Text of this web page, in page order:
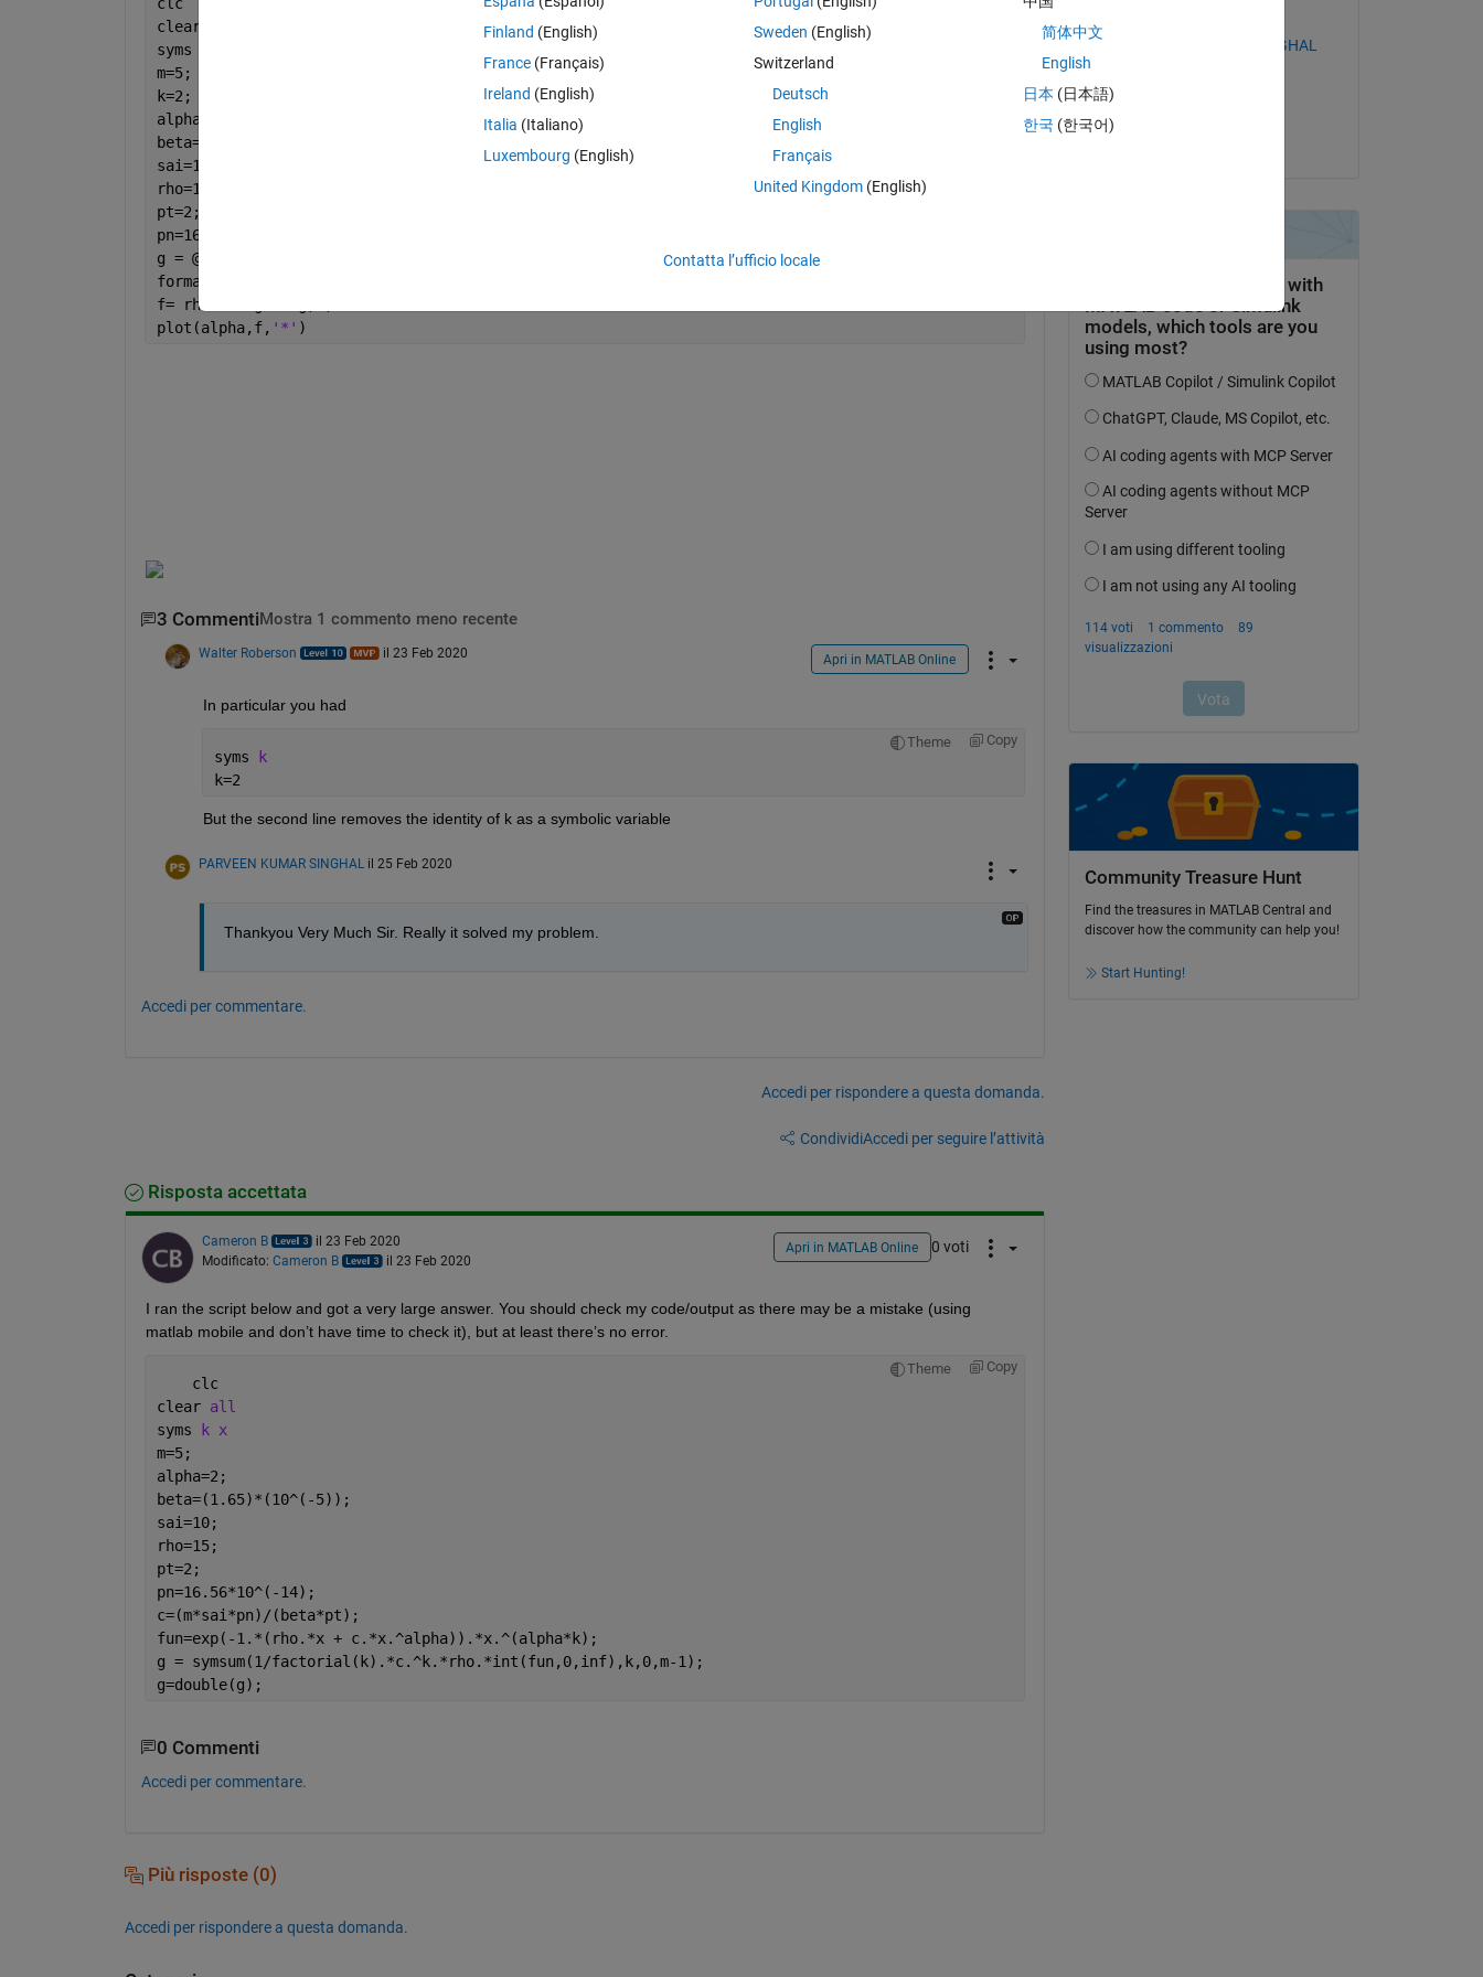
clear
syms
m=5;
k=2;
alpha=2;
beta=(1.65)*(10^(-5));
sai=10;
rho=15;
pt=2;
pn=16.56*10^(-14);
g = @(x)symsum((((1/factorial(k))*(m*sai*pn/2*beta)^k)),k,0,m-1).*exp(-(rho.*x)+((m*sai*pn*x.^alpha)/(beta*pt)))*x.^(alpha*1);
format
f= rho*integral(g,0,inf)
plot(alpha,f, '*' )
3 Commenti Mostra 1 commento meno recente
Walter Roberson il 23 Feb 2020 Apri in MATLAB Online
In particular you had
Theme Copy
syms k
k=2
But the second line removes the identity of k as a symbolic variable
PARVEEN KUMAR SINGHAL il 25 Feb 2020
Thankyou Very Much Sir. Really it solved my problem.
Accedi per commentare.
Accedi per rispondere a questa domanda.
CondividiAccedi per seguire l’attività
Risposta accettata
Cameron B
il 23 Feb 2020
Modificato: Cameron B il 23 Feb 2020
Apri in MATLAB Online 0 voti
I ran the script below and got a very large answer. You should check my code/output as there may be a mistake (using
matlab mobile and don’t have time to check it), but at least there’s no error.
Theme Copy
    clc
clear all
syms k x
m=5;
alpha=2;
beta=(1.65)*(10^(-5));
sai=10;
rho=15;
pt=2;
pn=16.56*10^(-14);
c=(m*sai*pn)/(beta*pt);
fun=exp(-1.*(rho.*x + c.*x.^alpha)).*x.^(alpha*k);
g = symsum(1/factorial(k).*c.^k.*rho.*int(fun,0,inf),k,0,m-1);
g=double(g);
0 Commenti
Accedi per commentare.
Più risposte (0)
Accedi per rispondere a questa domanda.
PARVEEN KUMAR SINGHAL
Community Treasure Hunt
Find the treasures in MATLAB Central and
discover how the community can help you!
Start Hunting!
Finland (English)
France (Français)
Ireland (English)
Italia (Italiano)
Luxembourg (English)
Sweden (English)
Switzerland
Deutsch
English
Français
United Kingdom(English)
简体中文
English
日本 (日本語)
한국 (한국어)
Contatta l’ufficio locale